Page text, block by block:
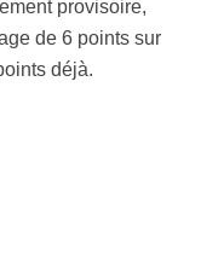
provisoire,
de 6 points sur
déjà.